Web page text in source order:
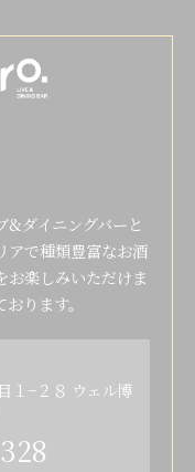
&ダイニングバーと
アで種類豊富なお酒
お楽しみいただけま
ります。
１−２８ ウェル博